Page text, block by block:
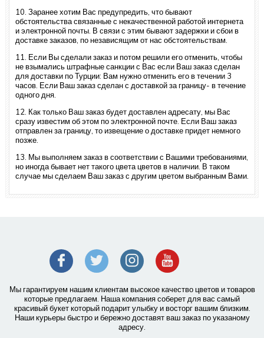
10. Заранее хотим Вас предупредить, что бывают
обстоятельства связанные с некачественной работой интернета
и электронной почты. В связи с этим бывают задержки и сбои в
доставке заказов, по независящим от нас обстоятельствам.
11. Если Вы сделали заказ и потом решили его отменить, чтобы
не взымались штрафные санкции с Вас если Ваш заказ сделан
для доставки по Турции: Вам нужно отменить его в течении 3
часов. Если Ваш заказ сделан с доставкой за границу- в течение
одного дня.
12. Как только Ваш заказ будет доставлен адресату, мы Вас
сразу известим об этом по электронной почте. Если Ваш заказ
отправлен за границу, то извещение о доставке придет немного
позже.
13. Мы выполняем заказ в соответствии с Вашими требованиями,
но иногда бывает нет такого цвета цветов в наличии. В таком
случае мы сделаем Ваш заказ с другим цветом выбранным Вами.
Мы гарантируем нашим клиентам высокое качество цветов и товаров
которые предлагаем. Наша компания соберет для вас самый
красивый букет который подарит улыбку и восторг вашим близким.
Наши курьеры быстро и бережно доставят ваш заказ по указаному
адресу.